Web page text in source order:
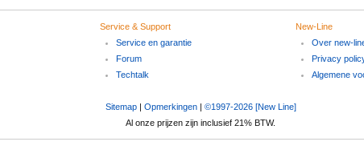
Service & Support
Service en garantie
Forum
Techtalk
New-Line
Over new-
Privacy
Algemene
Sitemap| Opmerkingen| ©1997-2026 [New Line]
Al onze prijzen zijn inclusief 21% BTW.